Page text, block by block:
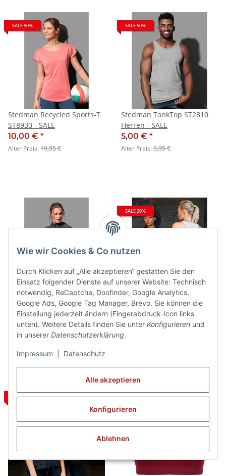
Alle akzeptieren
Konfigurieren
Ablehnen
Wie wir Cookies & Co nutzen
Durch Klicken auf „Alle akzeptieren“ gestatten Sie den
Einsatz folgender Dienste auf unserer Website: Technisch
notwendig, ReCaptcha, Doofinder, Google Analytics,
Google Ads, Google Tag Manager, Brevo. Sie können die
Einstellung jederzeit ändern (Fingerabdruck-Icon links
unten). Weitere Details finden Sie unter Konfigurieren und
in unserer Datenschutzerklärung.
Impressum Datenschutz
SALE 50%
Stedman Recycled Sports-T
ST8930 - SALE
10,00 € *
Alter Preis:19,95 €
SALE 50%
Stedman TankTop ST2810
Herren - SALE
5,00 € *
Alter Preis:9,95 €
Stedman Zip Hoodie
Seamless ST8920
39,95 € *
SALE 20%
Tombo Open Back Top
TL507 - SALE
20,00 €*
Alter Preis:
SALE 54% SALE 33%